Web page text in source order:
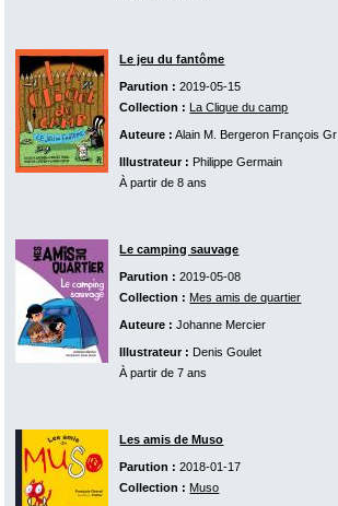
Le jeu du fantôme
Parution : 2019-05-15
Collection : La Clique du camp
Auteure : Alain M. Bergeron François Gravel
Illustrateur : Philippe Germain
À partir de 8 ans
Le camping sauvage
Parution : 2019-05-08
Collection : Mes amis de quartier
Auteure : Johanne Mercier
Illustrateur : Denis Goulet
À partir de 7 ans
Les amis de Muso
Parution : 2018-01-17
Collection : Muso